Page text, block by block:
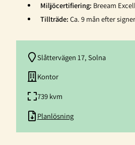
Miljöcertifiering: Breeam
Tillträde: Ca. 9 mån efter
Slåttervägen 17, Solna
Kontor
739 kvm
Planlösning